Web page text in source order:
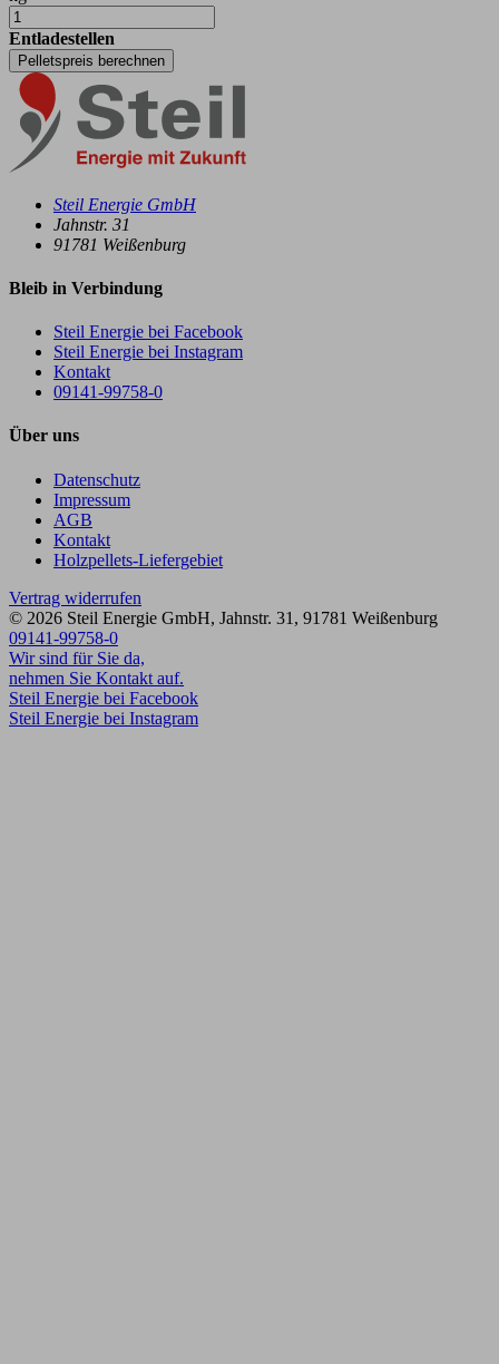
Entladestellen
Pelletspreis berechnen
Steil Energie GmbH
Jahnstr. 31
91781 Weißenburg
Bleib in Verbindung
Steil Energie bei Facebook
Steil Energie bei Instagram
Kontakt
09141-99758-0
Über uns
Datenschutz
Impressum
AGB
Kontakt
Holzpellets-Liefergebiet
Vertrag widerrufen
© 2026 Steil Energie GmbH, Jahnstr. 31 , 91781 Weißenburg
09141-99758-0
Wir sind für Sie da,
nehmen Sie Kontakt auf.
Steil Energie bei Facebook
Steil Energie bei Instagram